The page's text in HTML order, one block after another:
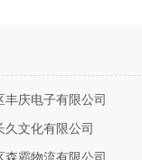
丰庆电子有限公司
久文化有限公司